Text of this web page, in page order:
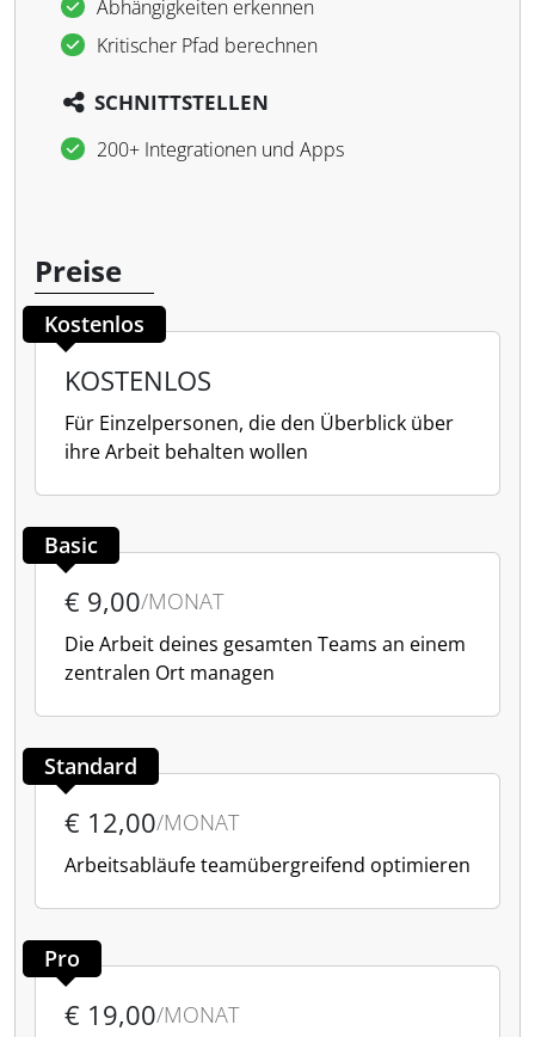
Abhängigkeiten erkennen
Kritischer Pfad berechnen
SCHNITTSTELLEN
200+ Integrationen und Apps
Preise
Kostenlos
KOSTENLOS
Für Einzelpersonen, die den Überblick über
ihre Arbeit behalten wollen
Basic
€ 9,00/MONAT
Die Arbeit deines gesamten Teams an einem
zentralen Ort managen
Standard
€ 12,00/MONAT
Arbeitsabläufe teamübergreifend optimieren
Pro
€ 19,00/MONAT